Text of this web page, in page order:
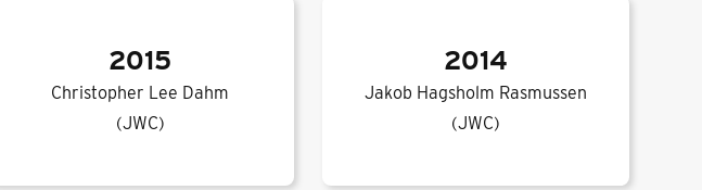
2015
Christopher Lee Dahm
(JWC)
2014
Jakob Hagsholm Rasmussen
(JWC)